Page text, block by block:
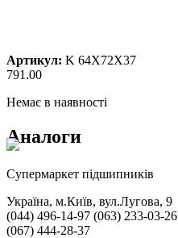
Артикул: K 64X72X37
791.00
Немає в наявності
Аналоги
Cупермаркет підшипників
Україна, м.Київ, вул.Лугова, 9
(044) 496-14-97 (063) 233-03-26
(067) 444-28-37